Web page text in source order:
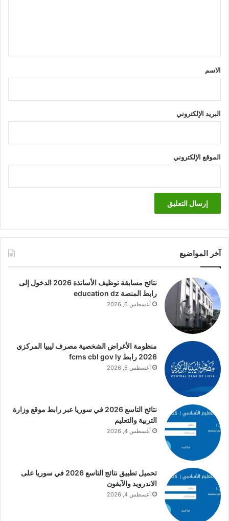
*
الاسم
البريد الإلكتروني
الموقع الإلكتروني
آخر المواضيع
نتائج مسابقة توظيف الأساتذة 2026 الدخول إلى
رابط المنصة education dz
أغسطس 6, 2026
منظومة الأغراض الشخصية مصرف ليبيا المركزي
2026 رابط fcms cbl gov ly
أغسطس 5, 2026
نتائج التاسع 2026 في سوريا عبر رابط موقع وزارة
التربية والتعليم
أغسطس 4, 2026
تحميل تطبيق نتائج التاسع 2026 في سوريا على
الاندرويد والآيفون
أغسطس 4, 2026